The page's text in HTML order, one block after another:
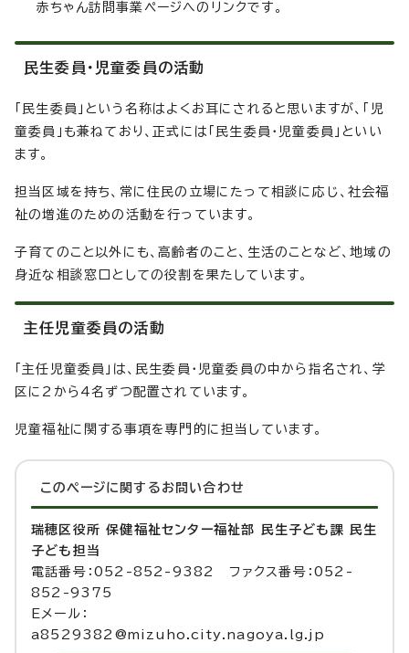
赤ちゃん訪問事業ページへのリンクです。
民生委員・児童委員の活動
「民生委員」という名称はよくお耳にされると思いますが、「児
童委員」も兼ねており、正式には「民生委員・児童委員」といい
ます。
担当区域を持ち、常に住民の立場にたって相談に応じ、社会福
祉の増進のための活動を行っています。
子育てのこと以外にも、高齢者のこと、生活のことなど、地域の
身近な相談窓口としての役割を果たしています。
主任児童委員の活動
「主任児童委員」は、民生委員・児童委員の中から指名され、学
区に2から4名ずつ配置されています。
児童福祉に関する事項を専門的に担当しています。
このページに関する お問い合わせ
瑞穂区役所 保健福祉センター福祉部 民生子ども課 民生
子ども担当
電話番号：052-852-9382 ファクス番号：052-
852-9375
Eメール：
a8529382@mizuho.city.nagoya.lg.jp